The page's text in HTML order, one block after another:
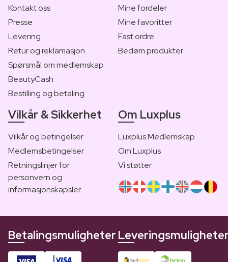
Kontakt oss
Presse
Levering
Retur og reklamasjon
Spørsmål om medlemskap
BeautyCash
Bestilling og betaling
Mine fordeler
Mine favoritter
Fast ordre
Bedøm produkter
Vilkår & Sikkerhet
Vilkår og betingelser
Medlemsbetingelser
Retningslinjer for
personvern og
informasjonskapsler
Om Luxplus
Luxplus Medlemskap
Om Luxplus
Vi støtter
Betalingsmuligheter